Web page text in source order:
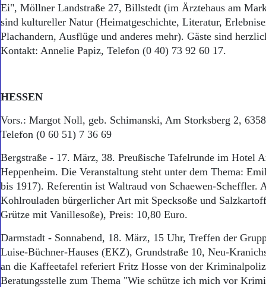
Ei", Möllner Landstraße 27, Billstedt (im Ärztehaus am
sind kultureller Natur (Heimatgeschichte, Literatur,
Plachandern, Ausflüge und anderes mehr). Gäste sind
Kontakt: Annelie Papiz, Telefon (0 40) 73 92 60 17.
HESSEN
Vors.: Margot Noll, geb. Schimanski, Am Storksberg 2,
Telefon (0 60 51) 7 36 69
Bergstraße - 17. März, 38. Preußische Tafelrunde im Hotel
Heppenheim. Die Veranstaltung steht unter dem Thema:
bis 1917). Referentin ist Waltraud von Schaewen-Scheffler.
Kohlrouladen bürgerlicher Art mit Specksoße und
Grütze mit Vanillesoße), Preis: 10,80 Euro.
Darmstadt - Sonnabend, 18. März, 15 Uhr, Treffen der
Luise-Büchner-Hauses (EKZ), Grundstraße 10, Neu-
an die Kaffeetafel referiert Fritz Hosse von der
Beratungsstelle zum Thema "Wie schütze ich mich vor